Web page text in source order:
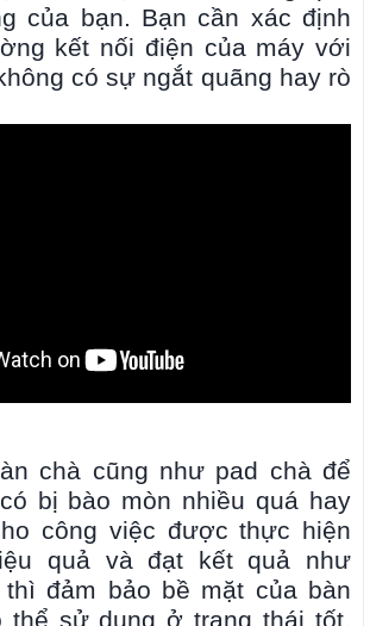
của bạn. Bạn cần xác định
kết nối điện của máy với
có sự ngắt quãng hay rò
chà cũng như pad chà để
bị bào mòn nhiều quá hay
công việc được thực hiện
quả và đạt kết quả như
thì đảm bảo bề mặt của bàn
thể sử dụng ở trạng thái tốt.